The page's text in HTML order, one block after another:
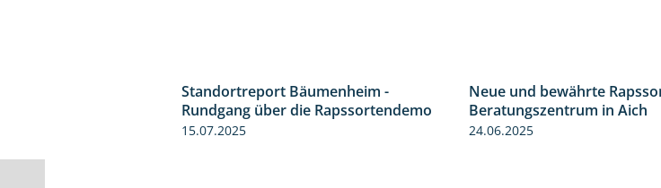
6:03
Standortreport Bäumenheim -
Rundgang über die Rapssortendemo
15.07.2025
Neue und bewährte
Beratungszentrum in Aich
24.06.2025